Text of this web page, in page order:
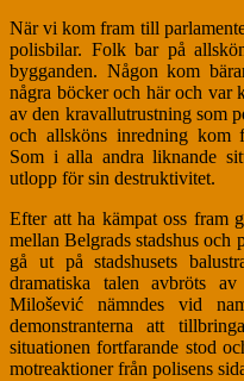
När vi kom fram till
polisbilar. Folk bar på
bygganden. Någon kom
några böcker och här och var
av den kravallutrustning som
och allsköns inredning kom
Som i alla andra liknande
utlopp för sin destruktivitet.
Efter att ha kämpat oss fram
mellan Belgrads stadshus och
gå ut på stadshusets
dramatiska talen avbröts
Milošević nämndes vid
demonstranterna att
situationen fortfarande stod
motreaktioner från polisens